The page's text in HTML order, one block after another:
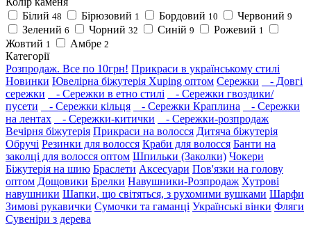
Білий 48 Бірюзовий 1 Бордовий 10 Червоний 9
Зелений 6 Чорний 32 Синій 9 Рожевий 1
Жовтий 1 Амбре 2
Категорії
Розпродаж. Все по 10грн! Прикраси в українському стилі
Новинки Ювелірна біжутерія Xuping оптом Сережки
- Довгі
сережки
- Сережки в етно стилі
- Сережки гвоздики/
пусети
- Сережки кільця - Сережки Краплина
- Сережки
на лентах
- Сережки-китички
- Сережки-розпродаж
Вечірня біжутерія Прикраси на волосся Дитяча біжутерія
Обручі Резинки для волосся Краби для волосся Банти на
заколці для волосся оптом Шпильки (Заколки) Чокери
Біжутерія на шию Браслети Аксесуари Пов'язки на голову
оптом Дощовики Брелки Навушники-Розпродаж Хутрові
навушники Шапки, що світяться, з рухомими вушками Шарфи
Зимові рукавички Сумочки та гаманці Українські вінки Фляги
Сувеніри з дерева